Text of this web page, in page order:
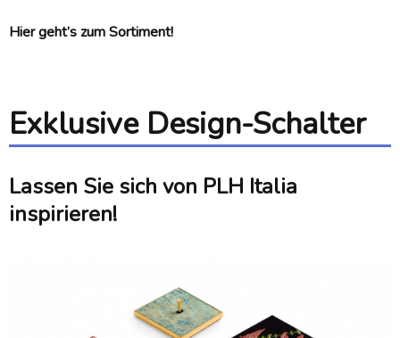
Hier geht’s zum Sortiment!
Exklusive Design-Schalter
Lassen Sie sich von PLH Italia
inspirieren!